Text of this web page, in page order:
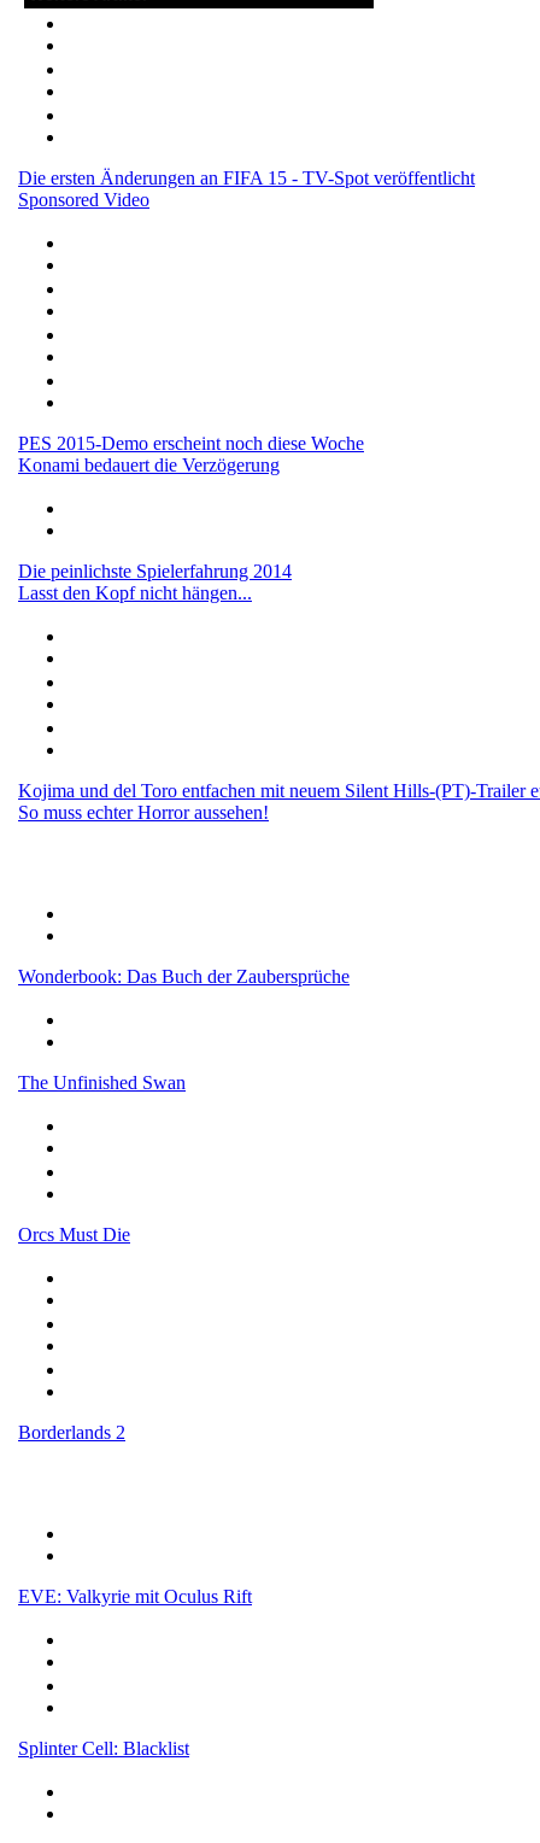
Die ersten Änderungen an FIFA 15 - TV-Spot veröffentlicht
Sponsored Video
PES 2015-Demo erscheint noch diese Woche
Konami bedauert die Verzögerung
Die peinlichste Spielerfahrung 2014
Lasst den Kopf nicht hängen...
Kojima und del Toro entfachen mit neuem Silent Hills-(PT)-Trailer
So muss echter Horror aussehen!
Wonderbook: Das Buch der Zaubersprüche
The Unfinished Swan
Orcs Must Die
Borderlands 2
EVE: Valkyrie mit Oculus Rift
Splinter Cell: Blacklist